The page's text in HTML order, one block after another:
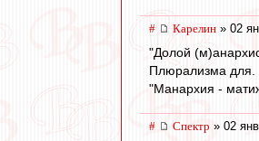
# Карелин » 02
"Долой
Плюрализма для.
"Манархия -
# Спектр » 02